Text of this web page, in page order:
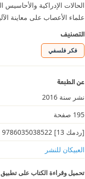
اشترك الآن
الحالات الإدراكية
علماء الأعصاب على معاينة
التصنيف
فكر فلسفي
عن الطبعة
نشر سنة 2016
195 صفحة
[ردمك 13] 9786035038522
العبيكان للنشر
تحميل وقراءة الكتاب على تطبيق